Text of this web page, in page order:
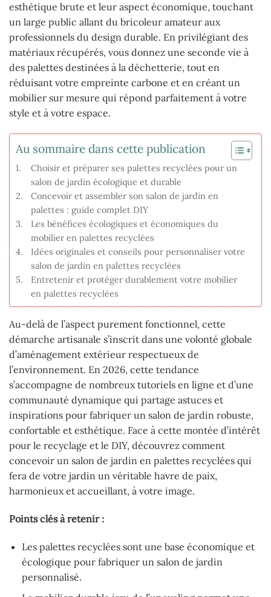
esthétique brute et leur aspect économique, touchant
un large public allant du bricoleur amateur aux
professionnels du design durable. En privilégiant des
matériaux récupérés, vous donnez une seconde vie à
des palettes destinées à la déchetterie, tout en
réduisant votre empreinte carbone et en créant un
mobilier sur mesure qui répond parfaitement à votre
style et à votre espace.
Au sommaire dans cette publication
Choisir et préparer ses palettes recyclées pour un
salon de jardin écologique et durable
Concevoir et assembler son salon de jardin en
palettes : guide complet DIY
Les bénéfices écologiques et économiques du
mobilier en palettes recyclées
Idées originales et conseils pour personnaliser votre
salon de jardin en palettes recyclées
Entretenir et protéger durablement votre mobilier
en palettes recyclées
Au-delà de l’aspect purement fonctionnel, cette
démarche artisanale s’inscrit dans une volonté globale
d’aménagement extérieur respectueux de
l’environnement. En 2026, cette tendance
s’accompagne de nombreux tutoriels en ligne et d’une
communauté dynamique qui partage astuces et
inspirations pour fabriquer un salon de jardin robuste,
confortable et esthétique. Face à cette montée d’intérêt
pour le recyclage et le DIY, découvrez comment
concevoir un salon de jardin en palettes recyclées qui
fera de votre jardin un véritable havre de paix,
harmonieux et accueillant, à votre image.
Points clés à retenir :
Les palettes recyclées sont une base économique et
écologique pour fabriquer un salon de jardin
personnalisé.